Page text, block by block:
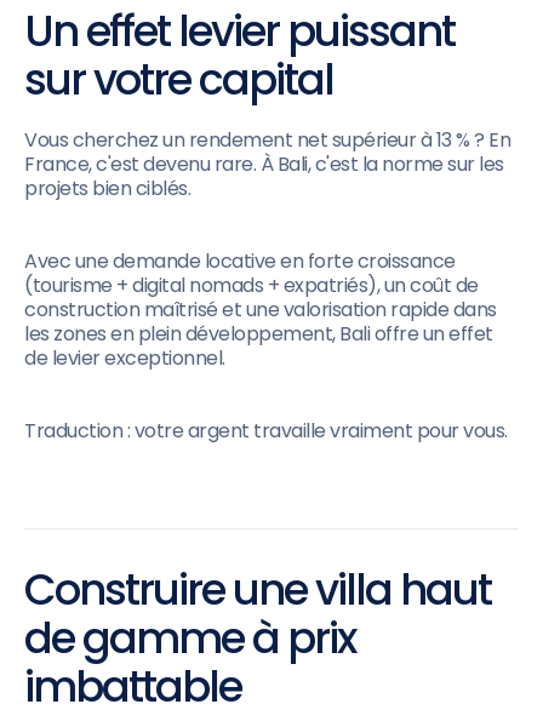
Un effet levier puissant
sur votre capital
Vous cherchez un rendement net supérieur à 13 % ? En
France, c'est devenu rare. À Bali, c'est la norme sur les
projets bien ciblés.
Avec une demande locative en forte croissance
(tourisme + digital nomads + expatriés), un coût de
construction maîtrisé et une valorisation rapide dans
les zones en plein développement, Bali offre un effet
de levier exceptionnel.
Traduction : votre argent travaille vraiment pour vous.
Construire une villa haut
de gamme à prix
imbattable